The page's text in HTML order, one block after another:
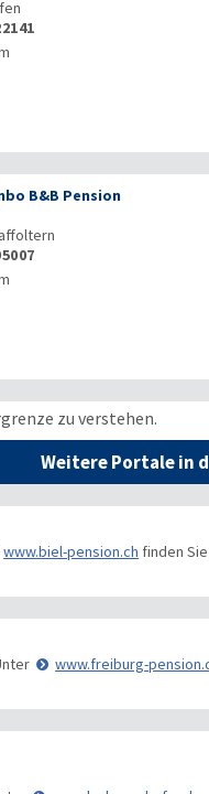
B&B Pension
zu verstehen.
Weitere Portale in
www.biel-pension.ch finden
www.freiburg-